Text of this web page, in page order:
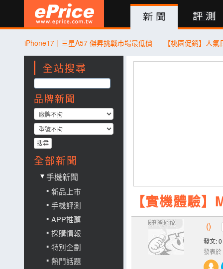
評測 討論 產品 買賣 商城 登入
iPhone17｜三星A57 傑昇挑戰市場最低價
全站搜尋
品牌新聞
搜尋
全部新聞
手機新聞
新品上市
手機評測
APP推薦
採購情報
特別企劃
熱門話題
【實機體驗
()
發文: 0
發表於